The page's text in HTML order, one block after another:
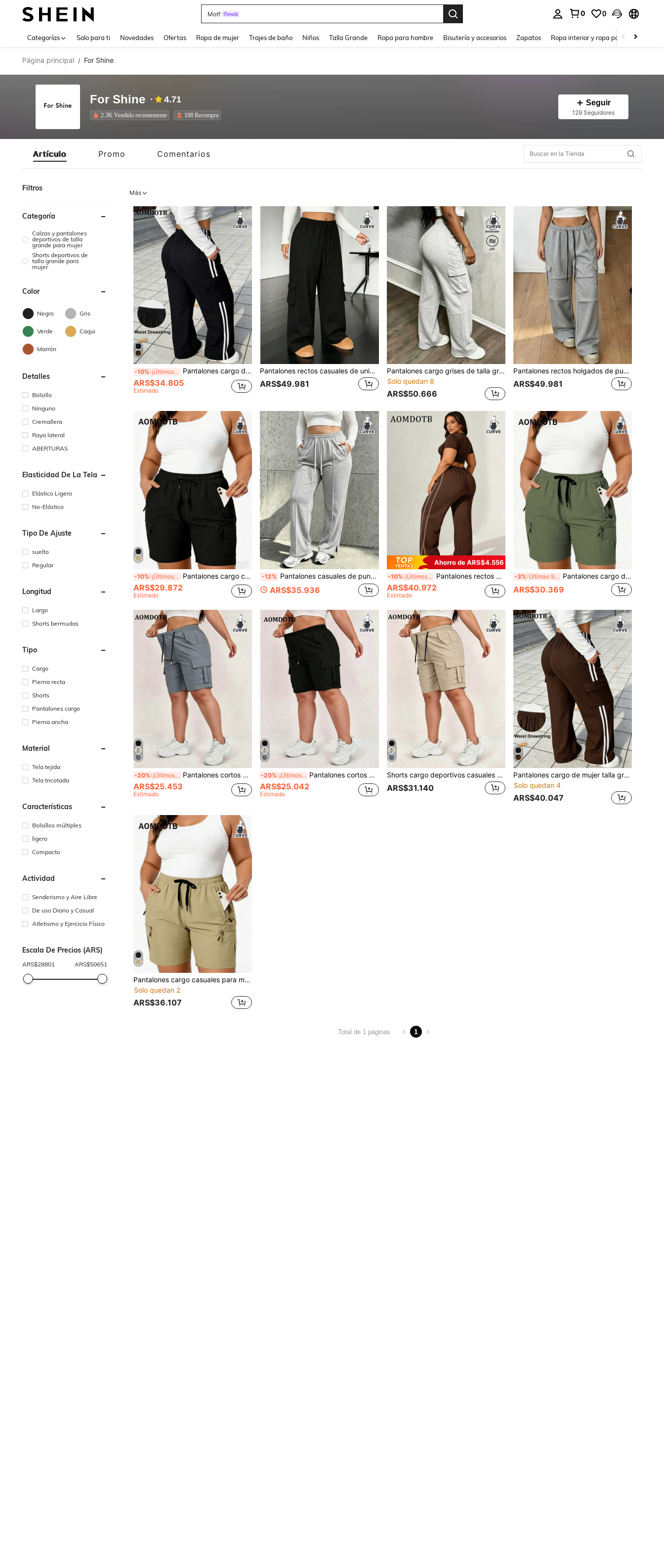
Campera
0 0
Categorías Solo para ti Novedades Ofertas Ropa de mujer Trajes de baño Niños Talla Grande Ropa para hombre Bisutería y accesorios Zapatos Ropa interior y ropa para dormir
Página principal / For Shine
For Shine 4.71
2.3K Vendido recientemente 108 Recompra
Seguir
129 Seguidores
Artículo Promo Comentarios
Filtros
Categoría
Calzas y pantalones
deportivos de talla
grande para mujer
Shorts deportivos de
talla grande para
mujer
Color
Negro Gris
Verde Caqui
Marrón
Detalles
Bolsillo
Ninguno
Cremallera
Raya lateral
ABERTURAS
Elasticidad De La Tela
Elástico Ligero
No-Elástico
Tipo De Ajuste
suelto
Regular
Longitud
Largo
Shorts bermudas
Tipo
Cargo
Pierna recta
Shorts
Pantalones cargo
Pierna ancha
Material
Tela tejida
Tela tricotada
Características
Bolsillos múltiples
ligero
Compacto
Actividad
Senderismo y Aire Libre
De uso Diario y Casual
Atletismo y Ejercicio Físico
Escala De Precios (ARS)
ARS$28801 ARS$50651
Más
-10% ¡Últimos 2 días Pantalones cargo de mujer talla grande con rayas laterales, bolsillos con solapa, cintura con cordón, cintura elástica, tela elástica cómoda, adecuado para uso diario y deportes, pierna recta
ARS$34.805
Estimado
Pantalones rectos casuales de unicolor con múltiples bolsillos para mujer de talla grande
ARS$49.981
Pantalones cargo grises de talla grande para mujer, pantalones deportivos casuales de cintura alta con cordón y bolsillos, pantalones cargo elásticos y cómodos para uso diario y deportes
Solo quedan 8
ARS$50.666
Pantalones rectos holgados de punto de unicolor con cordón en la cintura para mujer de talla grande, adecuados para el trabajo, el transporte y el ocio
ARS$49.981
-10% ¡Últimos 2 días Pantalones cargo casuales para mujer de talla grande con múltiples cremalleras, pantalones básicos de unicolor y de moda, adecuados para el uso diario. Pantalones cortos para deportes al aire libre. Ropa interior para mujer
ARS$29.872
Estimado
-12% Pantalones casuales de punto de pierna recta y cintura media para mujeres, diseño con cordón ajustable adecuado para todas las estaciones y deportes
ARS$35.936
Ahorro de ARS$4.556
-10% ¡Últimos 2 días Pantalones rectos holgados de punto con cordón en la cintura para mujer de talla grande, pantalones deportivos casuales de color contrastante con diseño de rayas laterales, para primavera/verano
ARS$40.972
Estimado
-3% Últimas 9 hrs Pantalones cargo deportivos para mujer de talla grande con diseño de múltiples cremalleras, pantalones de unicolor versátiles y a la moda, adecuados para uso diario. Pantalones cortos deportivos para exteriores. Pantalones para mujer
ARS$30.369
-20% ¡Últimos 2 días Pantalones cortos cargo casuales para mujer de talla grande, diseño de moda versátil con múltiples bolsillos, cintura elástica con cordón ajustable, adecuados para ocio y recreación al aire libre, deportes de verano
ARS$25.453
Estimado
-20% ¡Últimos 2 días Pantalones cortos cargo deportivos casuales para mujer talla grande, diseño versátil de moda con múltiples bolsillos, cintura elástica con ajuste de cordón, adecuados para ocio y entretenimiento al aire libre
ARS$25.042
Estimado
Shorts cargo deportivos casuales para mujer talla grande, diseño versátil de moda de verano con múltiples bolsillos, cintura elástica con cordón ajustable, adecuados para ocio y entretenimiento al aire libre
ARS$31.140
Pantalones cargo de mujer talla grande con rayas laterales, bolsillos con solapa, cintura elástica con cordón, tela elástica, adecuados para uso diario y deportivo, pierna recta
Solo quedan 4
ARS$40.047
Pantalones cargo casuales para mujer de talla grande con múltiples cremalleras, pantalones básicos de unicolor y de moda, adecuados para el uso diario. Pantalones cortos deportivos para exteriores, prendas inferiores de mujer para verano
Solo quedan 2
ARS$36.107
Total de 1 páginas 1